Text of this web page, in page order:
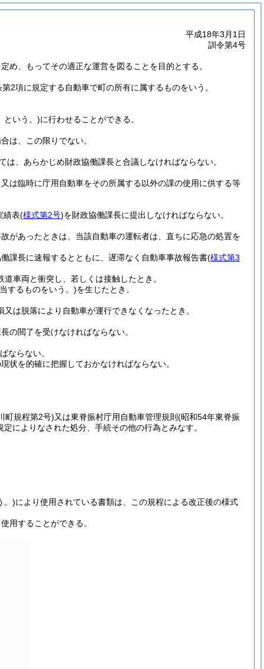
平成18年3月1日
訓令第4号
め、もってその適正な運営を図ることを目的とする。
第2項に規定する自動車で町の所有に属するものをいう。
という。)に行わせることができる。
は、この限りでない。
は、あらかじめ財政協働課長と合議しなければならない。
は臨時に庁用自動車をその所属する以外の課の使用に供する等
績表(様式第2号)を財政協働課長に提出しなければならない。
があったときは、当該自動車の運転者は、直ちに応急の処置を
課長に速報するとともに、遅滞なく自動車事故報告書(様式第3
車両と衝突し、若しくは接触したとき。
するものをいう。)を生じたとき。
は脱落により自動車が運行できなくなったとき。
の閲了を受けなければならない。
ならない。
状を的確に把握しておかなければならない。
町規程第2号)又は東脊振村庁用自動車管理規則 (昭和54年東脊振
によりなされた処分、手続その他の行為とみなす。
。)により使用されている書類は、この規程による改正後の様式
用することができる。